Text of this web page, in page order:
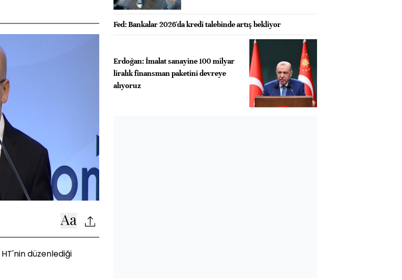
düzenlediği
Fed: Bankalar 2026'da kredi talebinde artış bekliyor
Erdoğan: İmalat sanayine 100 milyar
liralık finansman paketini devreye
alıyoruz